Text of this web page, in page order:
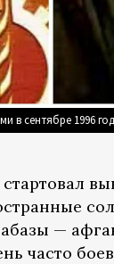
в сентябре 1996
стартовал
—
часто